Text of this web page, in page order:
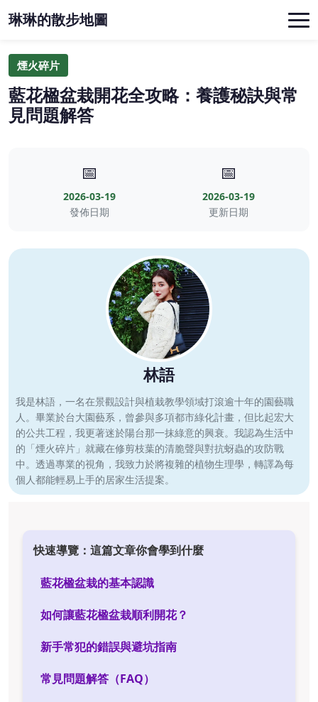
琳琳的散步地圖
煙火碎片
藍花楹盆栽開花全攻略：養護秘訣與常
見問題解答
📅
2026-03-19
發佈日期
📅
2026-03-19
更新日期
林語
我是林語，一名在景觀設計與植栽教學領域打滾逾十年的園藝職
人。畢業於台大園藝系，曾參與多項都市綠化計畫，但比起宏大
的公共工程，我更著迷於陽台那一抹綠意的興衰。我認為生活中
的「煙火碎片」就藏在修剪枝葉的清脆聲與對抗蚜蟲的攻防戰
中。透過專業的視角，我致力於將複雜的植物生理學，轉譯為每
個人都能輕易上手的居家生活提案。
快速導覽：這篇文章你會學到什麼
藍花楹盆栽的基本認識
如何讓藍花楹盆栽順利開花？
新手常犯的錯誤與避坑指南
常見問題解答（FAQ）